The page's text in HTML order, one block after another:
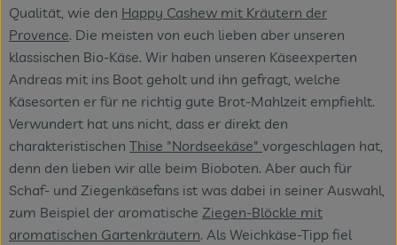
Qualität, wie den Happy Cashew mit Kräutern der
Provence. Die meisten von euch lieben aber unseren
klassischen Bio-Käse. Wir haben unseren Käseexperten
Andreas mit ins Boot geholt und ihn gefragt, welche
Käsesorten er für ne richtig gute Brot-Mahlzeit empfiehlt.
Verwundert hat uns nicht, dass er direkt den
charakteristischen Thise "Nordseekäse" vorgeschlagen hat,
denn den lieben wir alle beim Bioboten. Aber auch für
Schaf- und Ziegenkäsefans ist was dabei in seiner Auswahl,
zum Beispiel der aromatische Ziegen-Blöckle mit
aromatischen Gartenkräutern. Als Weichkäse-Tipp fiel